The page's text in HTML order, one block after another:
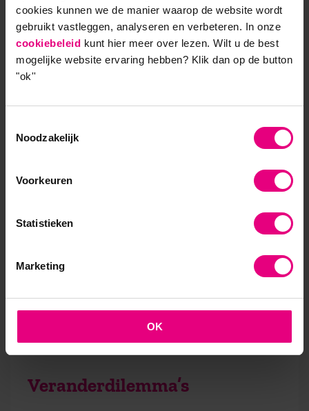
cookies kunnen we de manier waarop de website wordt
gebruikt vastleggen, analyseren en verbeteren. In onze
cookiebeleid kunt hier meer over lezen. Wilt u de best
mogelijke website ervaring hebben? Klik dan op de button
"ok''
Noodzakelijk
Voorkeuren
Statistieken
Marketing
OK
Binnen het verandermanagement zijn duidelijke
trends waarneembaar, vertelt Arends. Bijvoorbeeld
dat het steeds meer over transities gaat. Als
voorbeeld noemt ze de bezuinigingen in de zorg. ‘Er
is veel moeite gestoken in het oplossen van het
Overstijgend denken, buiten de kaders van de eigen
Een andere trend is de groeiende behoefte aan het
met de complexe vraagstukken van de huidige tijd.
dingen te regelen en durft hij die ruimte ook in te
gezamenlijke verantwoordelijkheid. Het gaat om het
Veranderdilemma’s